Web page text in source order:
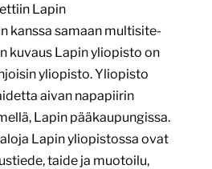
Lapin
kanssa samaan multisite-
kuvaus Lapin yliopisto on
yliopisto. Yliopisto
aivan napapiirin
Lapin pääkaupungissa.
Lapin yliopistossa ovat
taide ja muotoilu,